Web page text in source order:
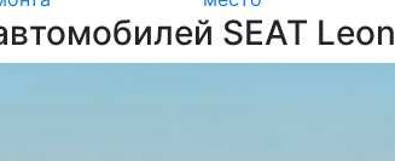
SEAT Leon